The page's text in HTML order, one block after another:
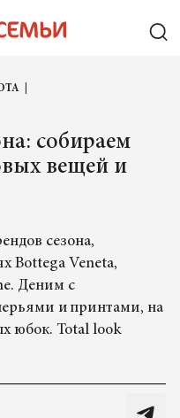
собираем
вещей и
сезона,
Bottega Veneta,
Деним с
и принтами, на
юбок. Total look